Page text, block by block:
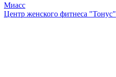
Миасс
Центр женского фитнеса "Тонус"